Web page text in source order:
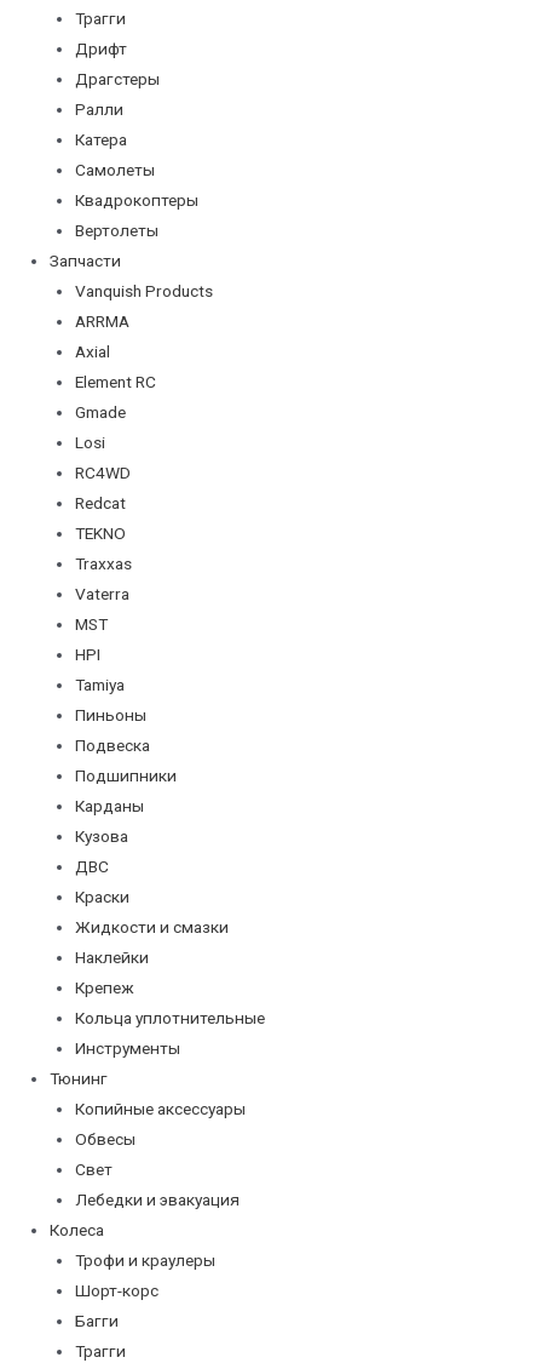
Трагги
Дрифт
Драгстеры
Ралли
Катера
Самолеты
Квадрокоптеры
Вертолеты
Запчасти
Vanquish Products
ARRMA
Axial
Element RC
Gmade
Losi
RC4WD
Redcat
TEKNO
Traxxas
Vaterra
MST
HPI
Tamiya
Пиньоны
Подвеска
Подшипники
Карданы
Кузова
ДВС
Краски
Жидкости и смазки
Наклейки
Крепеж
Кольца уплотнительные
Инструменты
Тюнинг
Копийные аксессуары
Обвесы
Свет
Лебедки и эвакуация
Колеса
Трофи и краулеры
Шорт-корс
Багги
Трагги